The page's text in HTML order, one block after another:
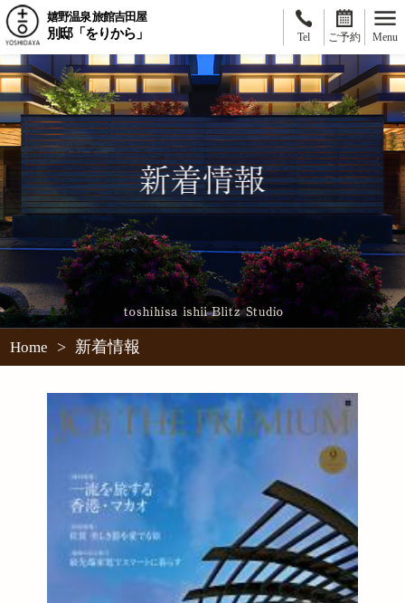
嬉野温泉 旅館吉田屋
別邸「をりから」 Tel ご予約 Menu
Home > 新着情報